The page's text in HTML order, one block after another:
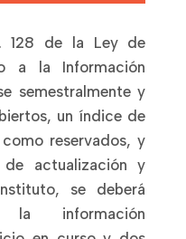
128 de la Ley de
a la Información
semestralmente y
un índice de
reservados, y
actualización y
se deberá
la información